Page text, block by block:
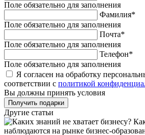
Поле обязательно для заполнения
Фамилия*
Поле обязательно для заполнения
Почта*
Поле обязательно для заполнения
Телефон*
Поле обязательно для заполнения
Я согласен на обработку
соответствии с политикой
Вы должны принять условия
Другие статьи